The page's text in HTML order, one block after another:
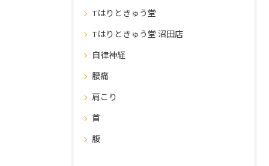
Tはりときゅう堂
Tはりときゅう堂 沼田店
自律神経
腰痛
肩こり
首
腹